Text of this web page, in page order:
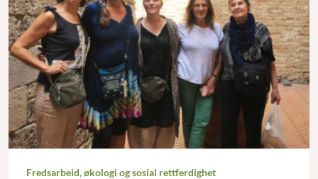
Fredsarbeid, økologi og sosial rettferdighet